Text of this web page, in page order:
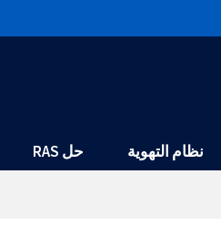
نظام التهوية حل RAS